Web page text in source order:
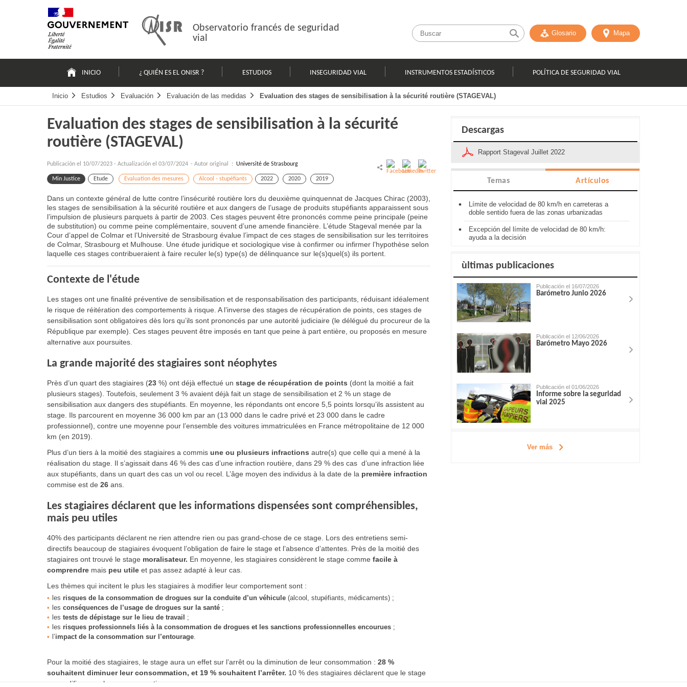
Observatorio francés de seguridad
vial
Glosario Mapa
principale
INICIO ¿ QUIÉN ES EL ONISR ? ESTUDIOS INSEGURIDAD VIAL INSTRUMENTOS ESTADÍSTICOS POLÍTICA DE SEGURIDAD VIAL
Inicio Estudios Evaluación Evaluación de las medidas Evaluation des stages de sensibilisation à la sécurité routière (STAGEVAL)
Evaluation des stages de sensibilisation à la sécurité
routière (STAGEVAL)
Publicación el 10/07/2023 - Actualización el 03/07/2024 - Autor original : Université de Strasbourg
Min Justice Etude Evaluation des mesures Alcool - stupéfiants 2022 2020 2019
Dans un contexte général de lutte contre l’insécurité routière lors du deuxième quinquennat de Jacques Chirac (2003),
les stages de sensibilisation à la sécurité routière et aux dangers de l’usage de produits stupéfiants apparaissent sous
l’impulsion de plusieurs parquets à partir de 2003. Ces stages peuvent être prononcés comme peine principale (peine
de substitution) ou comme peine complémentaire, souvent d’une amende financière. L’étude Stageval menée par la
Cour d’appel de Colmar et l’Université de Strasbourg évalue l’impact de ces stages de sensibilisation sur les territoires
de Colmar, Strasbourg et Mulhouse. Une étude juridique et sociologique vise à confirmer ou infirmer l’hypothèse selon
laquelle ces stages contribueraient à faire reculer le(s) type(s) de délinquance sur le(s)quel(s) ils portent.
Contexte de l'étude
Les stages ont une finalité préventive de sensibilisation et de responsabilisation des participants, réduisant idéalement
le risque de réitération des comportements à risque. A l’inverse des stages de récupération de points, ces stages de
sensibilisation sont obligatoires dès lors qu’ils sont prononcés par une autorité judiciaire (le délégué du procureur de la
République par exemple). Ces stages peuvent être imposés en tant que peine à part entière, ou proposés en mesure
alternative aux poursuites.
La grande majorité des stagiaires sont néophytes
Près d’un quart des stagiaires (23 %) ont déjà effectué un stage de récupération de points (dont la moitié a fait
plusieurs stages). Toutefois, seulement 3 % avaient déjà fait un stage de sensibilisation et 2 % un stage de
sensibilisation aux dangers des stupéfiants. En moyenne, les répondants ont encore 5,5 points lorsqu’ils assistent au
stage. Ils parcourent en moyenne 36 000 km par an (13 000 dans le cadre privé et 23 000 dans le cadre
professionnel), contre une moyenne pour l’ensemble des voitures immatriculées en France métropolitaine de 12 000
km (en 2019).
Plus d’un tiers à la moitié des stagiaires a commis une ou plusieurs infractions autre(s) que celle qui a mené à la
réalisation du stage. Il s’agissait dans 46 % des cas d’une infraction routière, dans 29 % des cas d’une infraction liée
aux stupéfiants, dans un quart des cas un vol ou recel. L’âge moyen des individus à la date de la première infraction
commise est de 26 ans.
Les stagiaires déclarent que les informations dispensées sont compréhensibles,
mais peu utiles
40% des participants déclarent ne rien attendre rien ou pas grand-chose de ce stage. Lors des entretiens semi-
directifs beaucoup de stagiaires évoquent l’obligation de faire le stage et l’absence d’attentes. Près de la moitié des
stagiaires ont trouvé le stage moralisateur. En moyenne, les stagiaires considèrent le stage comme facile à
comprendre mais peu utile et pas assez adapté à leur cas.
Les thèmes qui incitent le plus les stagiaires à modifier leur comportement sont :
les risques de la consommation de drogues sur la conduite d’un véhicule (alcool, stupéfiants, médicaments) ;
les conséquences de l’usage de drogues sur la santé ;
les tests de dépistage sur le lieu de travail
;
les risques professionnels liés à la consommation de drogues et les sanctions professionnelles encourues ;
l’impact de la consommation sur l’entourage.
Pour la moitié des stagiaires, le stage aura un effet sur l’arrêt ou la diminution de leur consommation : 28 %
souhaitent diminuer leur consommation, et 19 % souhaitent l’arrêter. 10 % des stagiaires déclarent que le stage
ne modifiera pas leur consommation.
Descargas
Rapport Stageval Juillet 2022
Temas Artículos
Límite de velocidad de 80 km/h en carreteras a
doble sentido fuera de las zonas urbanizadas
Excepción del límite de velocidad de 80 km/h:
ayuda a la decisión
ùltimas publicaciones
Publicación el 16/07/2026
Barómetro Junio 2026
Publicación el 12/06/2026
Barómetro Mayo 2026
Publicación el 01/06/2026
Informe sobre la seguridad
vial 2025
Ver más